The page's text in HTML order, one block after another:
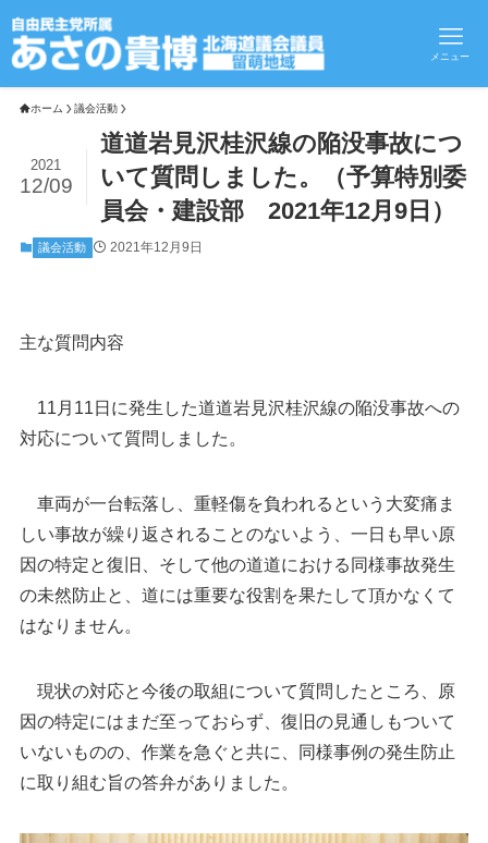
メニュー
ホーム 議会活動
道道岩見沢桂沢線の陥没事故につ
いて質問しました。（予算特別委
員会・建設部 2021年12月9日）
2021
12/09
議会活動 2021年12月9日
主な質問内容
11月11日に発生した道道岩見沢桂沢線の陥没事故への
対応について質問しました。
車両が一台転落し、重軽傷を負われるという大変痛ま
しい事故が繰り返されることのないよう、一日も早い原
因の特定と復旧、そして他の道道における同様事故発生
の未然防止と、道には重要な役割を果たして頂かなくて
はなりません。
現状の対応と今後の取組について質問したところ、原
因の特定にはまだ至っておらず、復旧の見通しもついて
いないものの、作業を急ぐと共に、同様事例の発生防止
に取り組む旨の答弁がありました。